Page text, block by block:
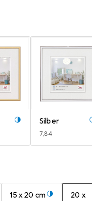
Silber
EUR
7,84
15 x 20 cm
20 x